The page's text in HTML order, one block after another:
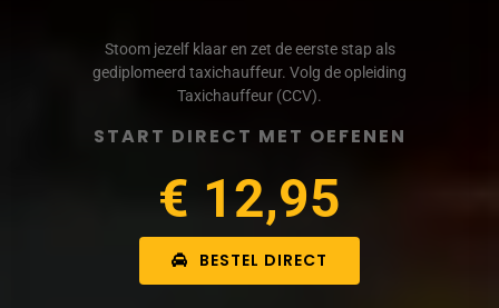
Stoom jezelf klaar en zet de eerste stap als
gediplomeerd taxichauffeur. Volg de opleiding
Taxichauffeur (CCV).
START DIRECT MET OEFENEN
€ 12,95
BESTEL DIRECT